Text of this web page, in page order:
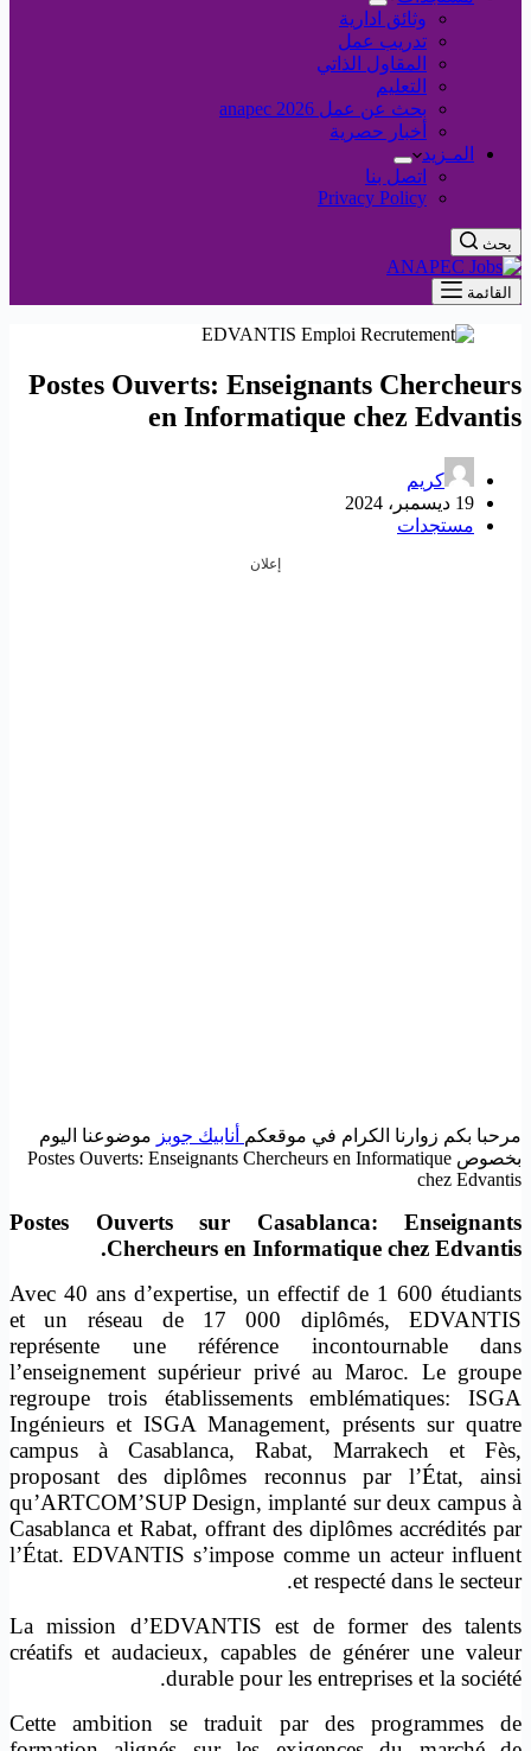
وثائق ادارية
تدريب عمل
المقاول الذاتي
التعليم
بحث عن عمل 2026 anapec
أخبار حصرية
المـزيد
اتصل بنا
Privacy Policy
بحث
القائمة
Postes Ouverts: Enseignants Chercheurs
en Informatique chez Edvantis
كريم
19 ديسمبر، 2024
مستجدات
إعلان
مرحبا بكم زوارنا الكرام في موقعكم أنابيك جوبز موضوعنا اليوم
بخصوص Postes Ouverts: Enseignants Chercheurs en Informatique
chez Edvantis
Postes Ouverts sur Casablanca: Enseignants
Chercheurs en Informatique chez Edvantis.
Avec 40 ans d’expertise, un effectif de 1 600 étudiants
et un réseau de 17 000 diplômés, EDVANTIS
représente une référence incontournable dans
l’enseignement supérieur privé au Maroc. Le groupe
regroupe trois établissements emblématiques: ISGA
Ingénieurs et ISGA Management, présents sur quatre
campus à Casablanca, Rabat, Marrakech et Fès,
proposant des diplômes reconnus par l’État, ainsi
qu’ARTCOM’SUP Design, implanté sur deux campus à
Casablanca et Rabat, offrant des diplômes accrédités par
l’État. EDVANTIS s’impose comme un acteur influent
et respecté dans le secteur.
La mission d’EDVANTIS est de former des talents
créatifs et audacieux, capables de générer une valeur
durable pour les entreprises et la société.
Cette ambition se traduit par des programmes de